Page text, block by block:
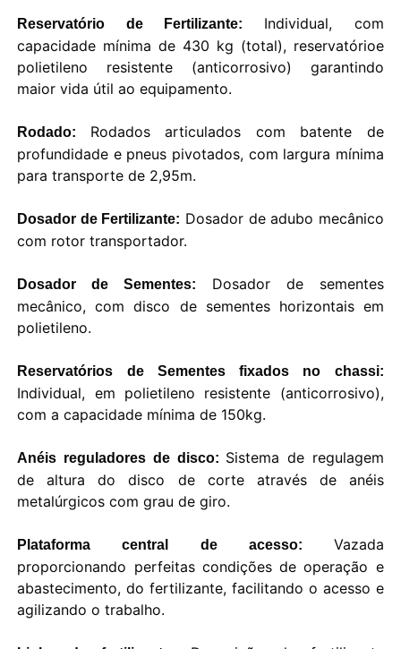
Reservatório de Fertilizante:
Individual, com
capacidade mínima de 430 kg (total), reservatórioe
polietileno resistente (anticorrosivo) garantindo
maior vida útil ao equipamento.
Rodado: Rodados articulados com batente de
profundidade e pneus pivotados, com largura mínima
para transporte de 2,95m.
Dosador de Fertilizante: Dosador de adubo mecânico
com rotor transportador.
Dosador de Sementes: Dosador de sementes
mecânico, com disco de sementes horizontais em
polietileno.
Reservatórios de Sementes fixados no chassi:
Individual, em polietileno resistente (anticorrosivo),
com a capacidade mínima de 150kg.
Anéis reguladores de disco: Sistema de regulagem
de altura do disco de corte através de anéis
metalúrgicos com grau de giro.
Plataforma central de acesso: Vazada
proporcionando perfeitas condições de operação e
abastecimento, do fertilizante, facilitando o acesso e
agilizando o trabalho.